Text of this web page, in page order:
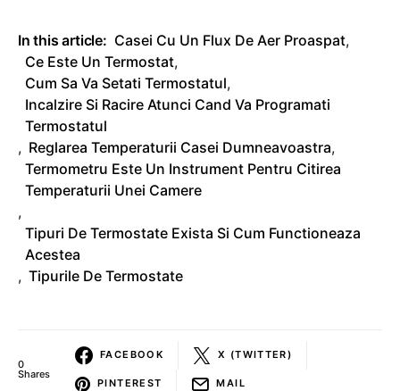
In this article: Casei Cu Un Flux De Aer Proaspat,
Ce Este Un Termostat,
Cum Sa Va Setati Termostatul,
Incalzire Si Racire Atunci Cand Va Programati
Termostatul
, Reglarea Temperaturii Casei Dumneavoastra,
Termometru Este Un Instrument Pentru Citirea
Temperaturii Unei Camere
,
Tipuri De Termostate Exista Si Cum Functioneaza
Acestea
, Tipurile De Termostate
0
Shares
FACEBOOK X (TWITTER)
PINTEREST MAIL